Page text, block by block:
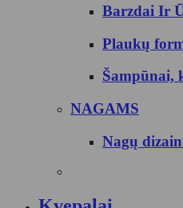
Barzdai Ir
Plaukų
Šampūnai,
NAGAMS
Nagų